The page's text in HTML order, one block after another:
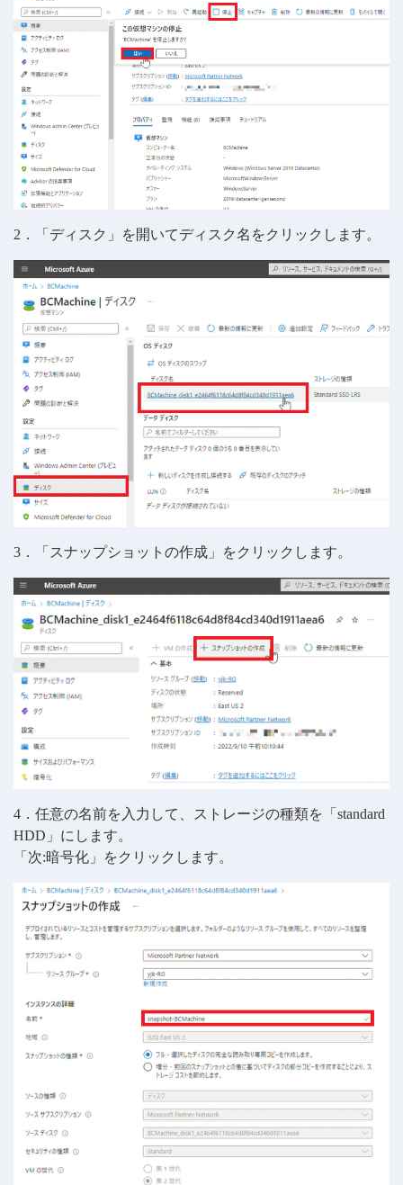
2．「ディスク」を開いてディスク名をクリックします。
3．「スナップショットの作成」をクリックします。
4．任意の名前を入力して、ストレージの種類を「standard
HDD」にします。
「次:暗号化」をクリックします。